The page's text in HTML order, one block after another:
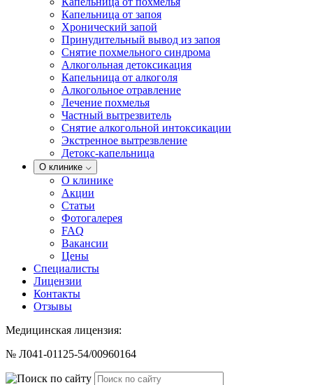
Капельница от запоя
Хронический запой
Принудительный вывод из запоя
Снятие похмельного синдрома
Алкогольная детоксикация
Капельница от алкоголя
Алкогольное отравление
Лечение похмелья
Частный вытрезвитель
Снятие алкогольной интоксикации
Экстренное вытрезвление
Детокс-капельница
О клинике
О клинике
Акции
Статьи
Фотогалерея
FAQ
Вакансии
Цены
Специалисты
Лицензии
Контакты
Отзывы
Медицинская лицензия:
№ Л041-01125-54/00960164